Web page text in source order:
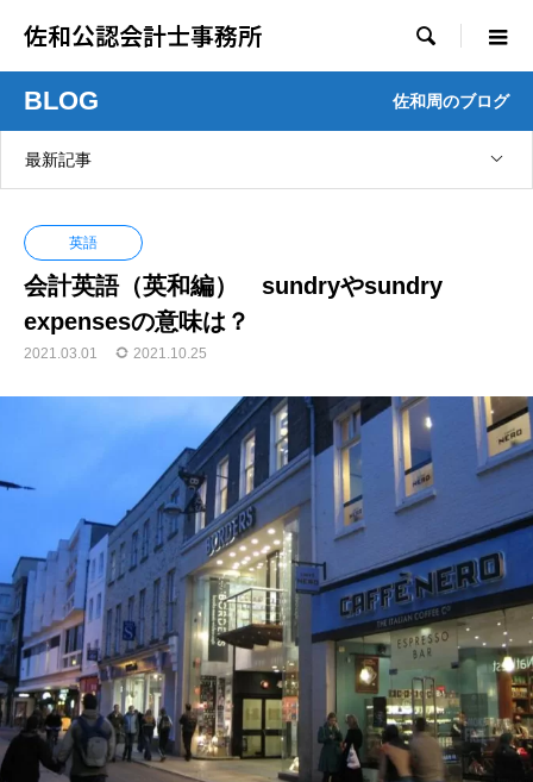
佐和公認会計士事務所 
BLOG 佐和周のブログ
最新記事
英語
会計英語（英和編） sundryやsundry
expensesの意味は？
2021.03.01 2021.10.25